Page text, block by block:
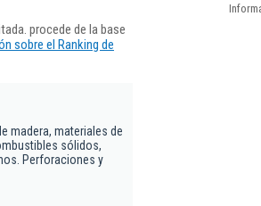
procede de la base
sobre el Ranking de
madera, materiales de
sólidos,
Perforaciones y